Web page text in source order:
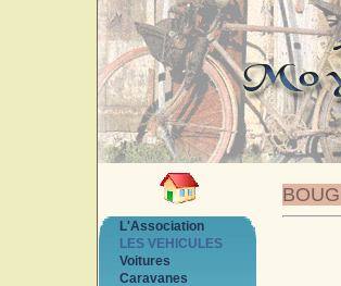
L'Association
LES VEHICULES
Voitures
Caravanes